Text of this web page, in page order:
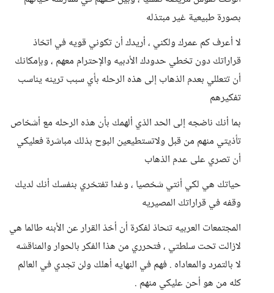
بصورة طبيعية غير مبتذله
لا أعرف كم عمرك ولكني ، أريدك أن تكوني قويه في اتخاذ
قراراتك دون تخطي حدودك الأدبيه والإحترام معهم ، وبإمكانك
أن تتعللي بعدم الذهاب إلى هذه الرحله بأي سبب ترينه يناسب
تفكيرهم
بما أنك ناضجه إلى الحد الذي ألهمك بأن هذه الرحله مع أشخاص
تأذيتي منهم من قبل ولاتستطيعين البوح بذلك مباشرة فعليكي
أن تصري على عدم الذهاب
حياتك هي لكي أنتي شخصيا ، وغدا تفتخري بنفسك أنك لديك
وقفه في قراراتك المصيريه
المجتمعات العربيه تنحاذ لفكرة أن أخذ القرار عن الأبنه طالما هي
لازالت تحت سلطتي ، فتحرري من هذا الفكر بالحوار والمناقشه
لا بالتمرد والمعاداه . فهم في النهايه أهلك ولن تجدي في العالم
كله من هو أحن عليكي منهم .